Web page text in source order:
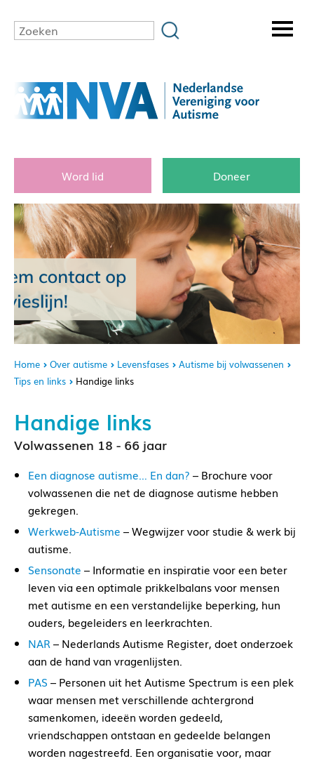
Word lid Doneer
Home Over autisme Levensfases
Autisme bij volwassenen
Tips en links
Handige links
Handige links
Volwassenen 18 - 66 jaar
Een diagnose autisme… En dan? – Brochure voor
volwassenen die net de diagnose autisme hebben
gekregen.
Werkweb-Autisme – Wegwijzer voor studie & werk bij
autisme.
Sensonate – Informatie en inspiratie voor een beter
leven via een optimale prikkelbalans voor mensen
met autisme en een verstandelijke beperking, hun
ouders, begeleiders en leerkrachten.
NAR – Nederlands Autisme Register, doet onderzoek
aan de hand van vragenlijsten.
PAS – Personen uit het Autisme Spectrum is een plek
waar mensen met verschillende achtergrond
samenkomen, ideeën worden gedeeld,
vriendschappen ontstaan en gedeelde belangen
worden nagestreefd. Een organisatie voor, maar